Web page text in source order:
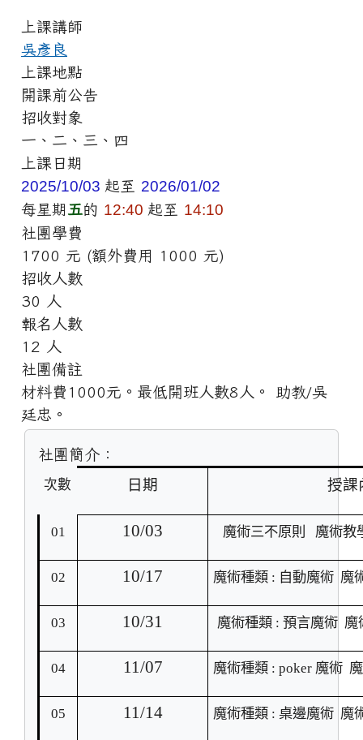
上課講師
吳彥良
上課地點
開課前公告
招收對象
一、二、三、四
上課日期
2025/10/03 起至 2026/01/02
每星期 五的 12:40 起至 14:10
社團學費
1700 元 (額外費用 1000 元)
招收人數
30 人
報名人數
12 人
社團備註
材料費1000元。最低開班人數8人。 助教/吳
廷忠。
社團簡介：
次數
日期 授課
01 10/03 魔術三不原則 魔術教
02 10/17 魔術種類 : 自動魔術 魔
03 10/31 魔術種類 : 預言魔術
04 11/07 魔術種類 : poker 魔術
05 11/14 魔術種類 : 桌邊魔術 魔